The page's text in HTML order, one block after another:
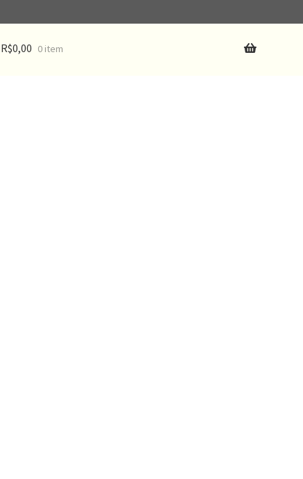
R$0,00 0 item